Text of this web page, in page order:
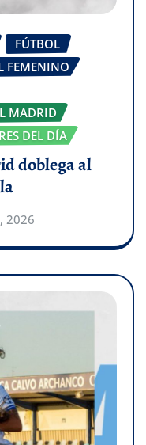
FÚTBOL
FEMENINO
MADRID
DEL DÍA
doblega al
2026